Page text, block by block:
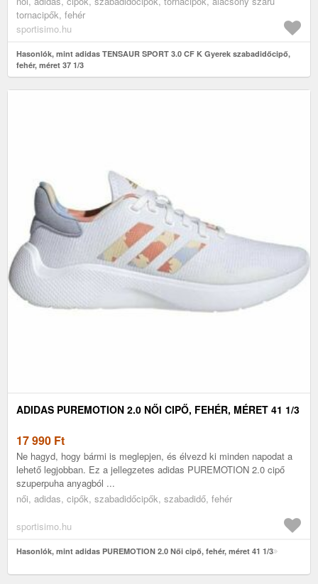
tornacipők, fehér
sportisimo.hu
Hasonlók, mint adidas TENSAUR SPORT 3.0 CF K Gyerek szabadidőcipő,
fehér, méret 37 1/3
ADIDAS PUREMOTION 2.0 NŐI CIPŐ, FEHÉR, MÉRET 41 1/3
17 990 Ft
Ne hagyd, hogy bármi is meglepjen, és élvezd ki minden napodat a
lehető legjobban. Ez a jellegzetes adidas PUREMOTION 2.0 cipő
szuperpuha anyagból ...
női, adidas, cipők, szabadidőcipők, szabadidő, fehér
sportisimo.hu
Hasonlók, mint adidas PUREMOTION 2.0 Női cipő, fehér, méret 41 1/3